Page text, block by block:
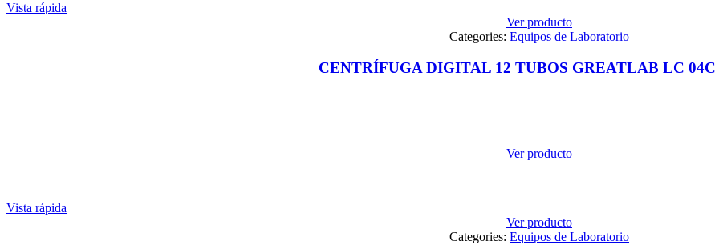
Vista rápida
Ver producto
Categories: Equipos de Laboratorio
CENTRÍFUGA DIGITAL 12 TUBOS GREATLAB LC 04C
Ver producto
Vista rápida
Ver producto
Categories: Equipos de Laboratorio